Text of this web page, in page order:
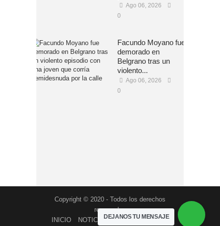
DEJANOS TU MENSAJE
Ago 06, 2026
0
Facundo Moyano fue
demorado en
Belgrano tras un
violento...
Ago 06, 2026
0
Copyright © 2020 - Todos los derechos
reservados
INICIO
NOTICIAS PROGRAMACION